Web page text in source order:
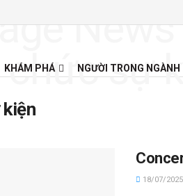
KHÁM PHÁ NGƯỜI TRONG NGÀNH
18/07/2025